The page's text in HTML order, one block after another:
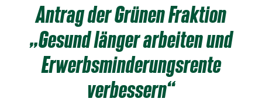
Antrag der Grünen Fraktion
„Gesund länger arbeiten und
Erwerbsminderungsrente
verbessern“